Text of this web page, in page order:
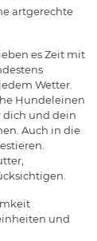
artgerechte
es Zeit mit
Wetter.
Hundeleinen
dich und dein
Auch in die
und